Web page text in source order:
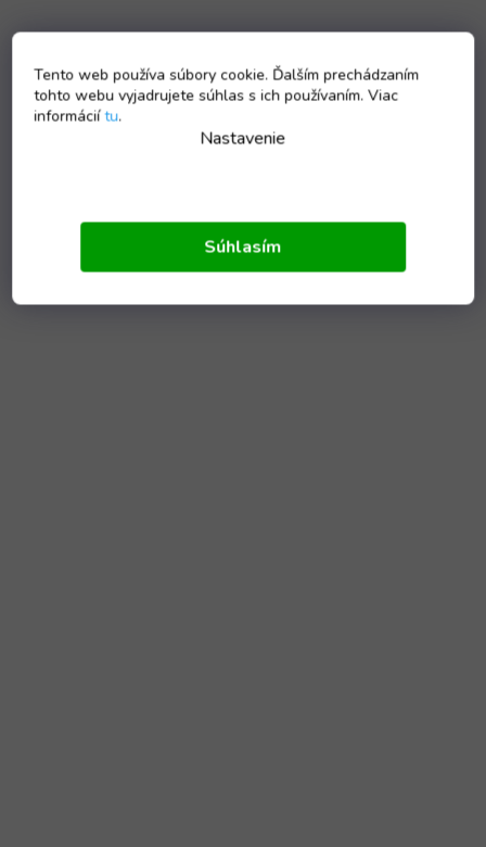
Tento web používa súbory cookie. Ďalším prechádzaním
tohto webu vyjadrujete súhlas s ich používaním. Viac
informáciítu.
Nastavenie
Súhlasím